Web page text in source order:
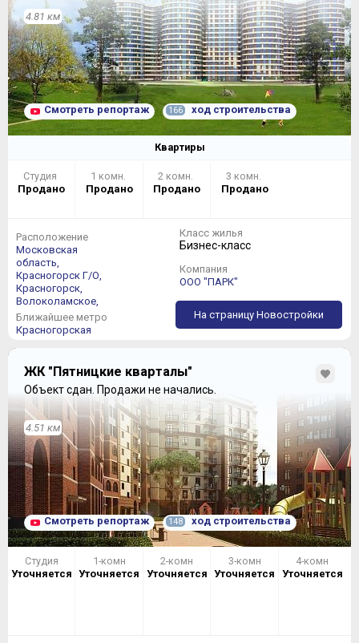
4.81 км
Смотреть репортаж 166 ход строительства
Квартиры
Студия
Продано
1 комн.
Продано
2 комн.
Продано
3 комн.
Продано
Расположение
Московская
область,
Красногорск Г/О,
Красногорск,
Волоколамское,
Ближайшее метро
Красногорская
Класс жилья
Бизнес-класс
Компания
ООО "ПАРК"
На страницу Новостройки
ЖК "Пятницкие кварталы"
Объект сдан. Продажи не начались.
4.51 км
Смотреть репортаж 148 ход строительства
Студия
Уточняется
1-комн
Уточняется
2-комн
Уточняется
3-комн
Уточняется
4-комн
Уточняется